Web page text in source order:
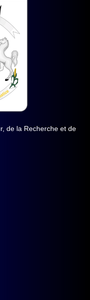
de la Recherche et de